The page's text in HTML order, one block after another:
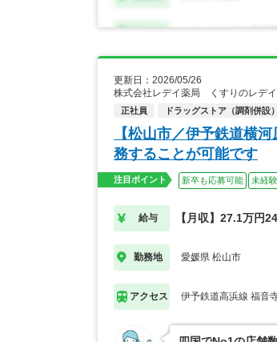
更新日：2026/05/26
株式会社レデイ薬局 くすりのレデ
正社員 ドラッグストア（調剤併設）
【松山市／伊予鉄道横
務することが可能です
注目ポイント 新卒も応募可能 未経
給与 【月収】27.1万円
勤務地 愛媛県 松山市
アクセス 伊予鉄道高浜線 福音